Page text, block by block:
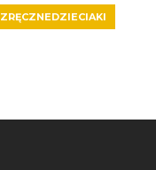
ZRĘCZNEDZIECIAKI